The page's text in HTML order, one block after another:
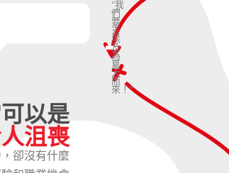
"我
們
要
去
埃
及
為
夏
天
而
來！"
以是
沮喪
卻沒有什麼